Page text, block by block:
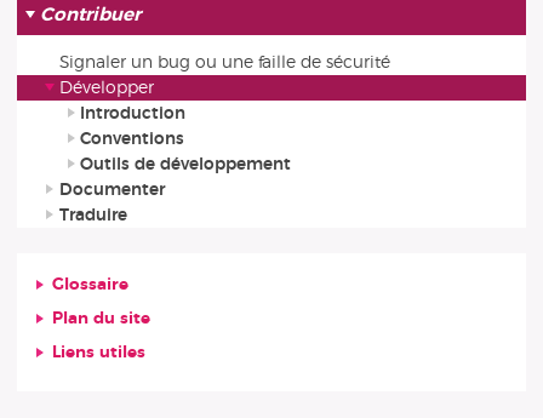
Contribuer
Signaler un bug ou une faille de sécurité
Développer
Introduction
Conventions
Outils de développement
Documenter
Traduire
Glossaire
Plan du site
Liens utiles